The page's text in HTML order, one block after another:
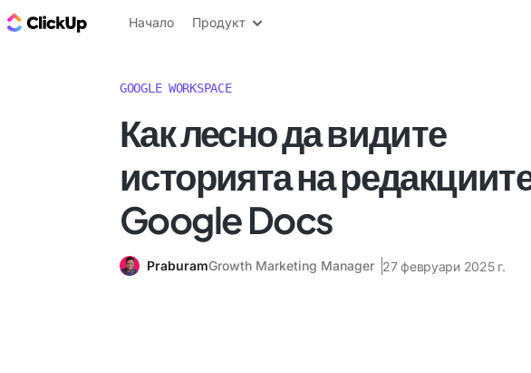
ClickUp блог
Начало Продукт
GOOGLE WORKSPACE
Как лесно да видите
историята на
Google Docs
PraburamGrowth Marketing Manager 27 февруари 2025 г.